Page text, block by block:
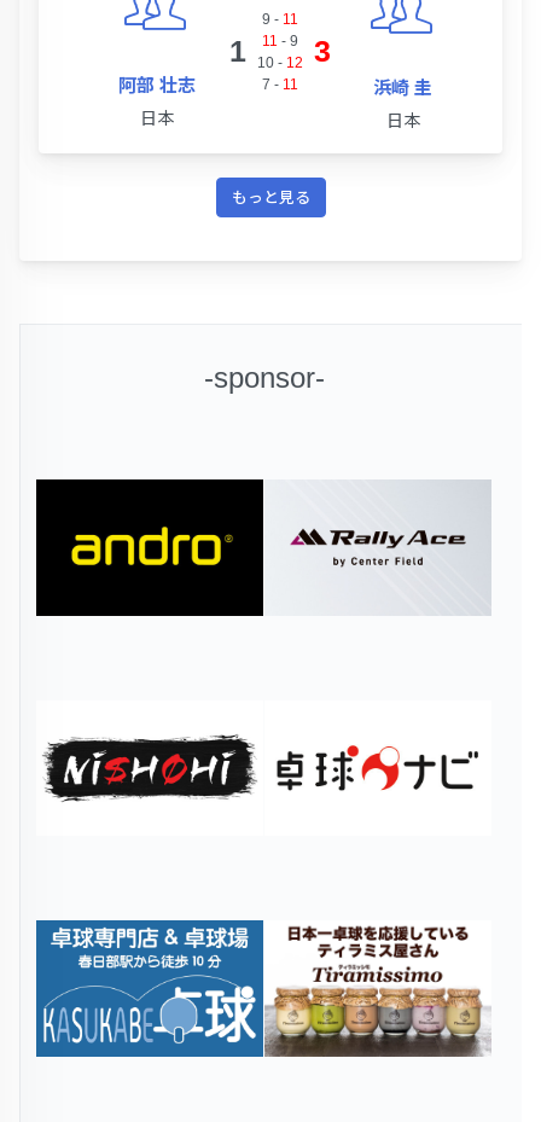
阿部 壮志
日本
1
9 - 11
11 - 9
10- 12
7 - 11
3
浜崎 圭
日本
もっと見る
-sponsor-